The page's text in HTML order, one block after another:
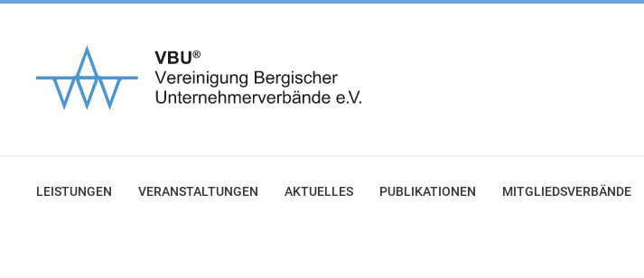
LEISTUNGEN VERANSTALTUNGEN AKTUELLES PUBLIKATIONEN MITGLIEDSVERBÄNDE